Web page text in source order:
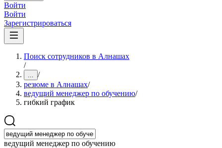
Войти
Войти
Зарегистрироваться
Поиск сотрудников в Алнашах
/
... /
резюме в Алнашах/
ведущий менеджер по обучению/
гибкий график
ведущий менеджер по обучению